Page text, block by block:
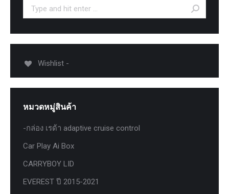
Search:
Wishlist -
หมวดหมู่สินค้า
-กล่อง เรด้า adaptive cruise control
Car Play Ai Box
CARRYBOY LID
EVEREST ปี 2015-2021